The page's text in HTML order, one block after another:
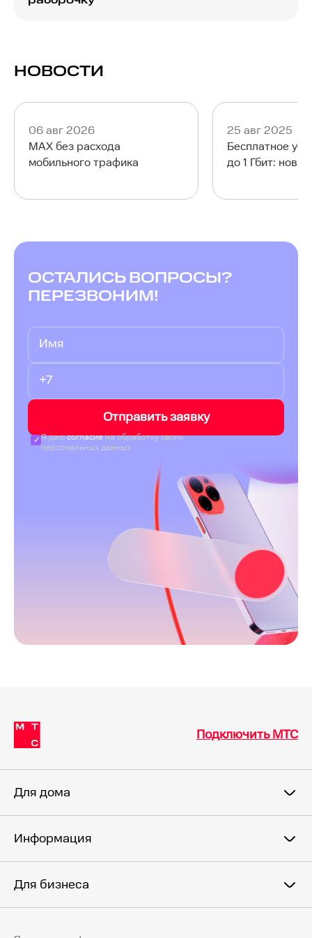
устройстве.
маршрутизаторы и ТВ-приставки. Для
потребуется роутер МТС или совместимое
устройств осуществляется при оформлении
заявки.
НОВОСТИ
06 авг 2026
MAX без расхода
мобильного трафика
25 авг 2025
Бесплатное
до 1 Гбит:
ОСТАЛИСЬ ВОПРОСЫ?
ПЕРЕЗВОНИМ!
Отправить заявку
Я даюсогласиена обработку своих
персональных данных
Подключить МТС
Для дома
Информация
Для бизнеса